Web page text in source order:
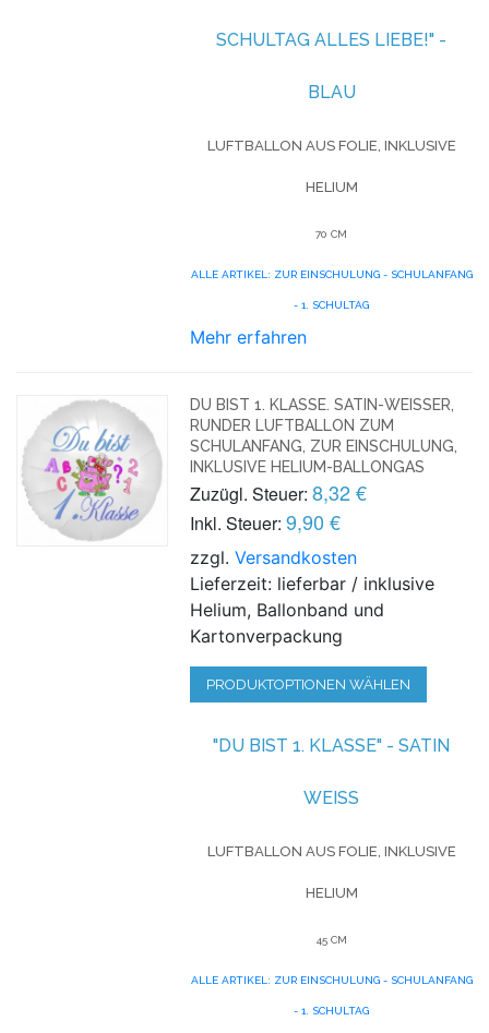
SCHULTAG ALLES LIEBE!" -
BLAU
LUFTBALLON AUS FOLIE, INKLUSIVE
HELIUM
70 CM
ALLE ARTIKEL: ZUR EINSCHULUNG - SCHULANFANG
- 1. SCHULTAG
Mehr erfahren
DU BIST 1. KLASSE. SATIN-WEISSER, R
UNDER LUFTBALLON ZUM S
CHULANFANG, ZUR EINSCHULUNG, I
NKLUSIVE HELIUM-BALLONGAS
Zuzügl. Steuer: 8,32 €
Inkl. Steuer: 9,90 €
zzgl.Versandkosten
Lieferzeit: lieferbar / inklusive
Helium, Ballonband und
Kartonverpackung
PRODUKTOPTIONEN WÄHLEN
"DU BIST 1. KLASSE" - SATIN
WEISS
LUFTBALLON AUS FOLIE, INKLUSIVE
HELIUM
45 CM
ALLE ARTIKEL: ZUR EINSCHULUNG - SCHULANFANG
- 1. SCHULTAG